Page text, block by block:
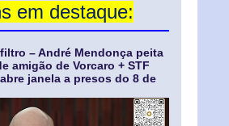
em destaque:
– André Mendonça peita
amigão de Vorcaro + STF
janela a presos do 8 de